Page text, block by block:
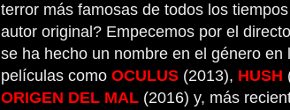
terror más famosas de todos los
autor original? Empecemos por el
se ha hecho un nombre en el género en
películas como OCULUS (2013), HUSH
ORIGEN DEL MAL (2016) y, más